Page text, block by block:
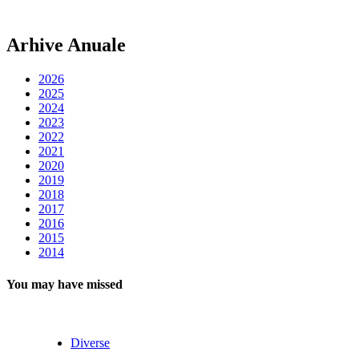
Arhive Anuale
2026
2025
2024
2023
2022
2021
2020
2019
2018
2017
2016
2015
2014
You may have missed
Diverse